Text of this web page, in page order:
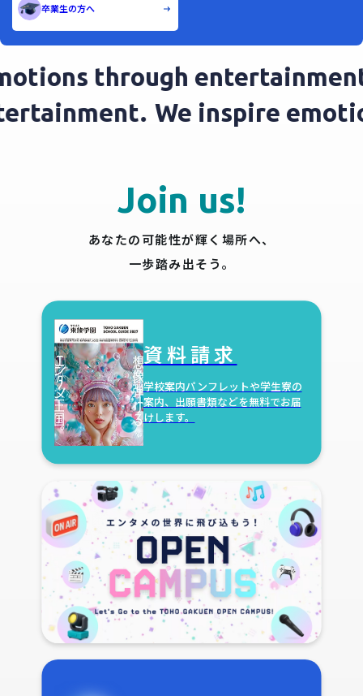
卒業生の方へ
through
We inspire
Join us!
あなたの可能性が輝く場所へ、
一歩踏み出そう。
資料請求
学校案内パンフレットや学生寮の
案内、出願書類などを無料でお届
けします。